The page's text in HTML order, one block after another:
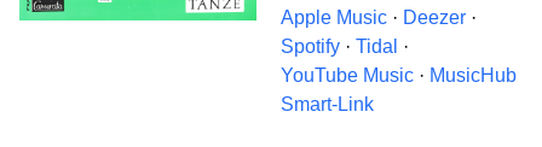
Apple Music · Deezer ·
Spotify · Tidal ·
YouTube Music · MusicHub
Smart-Link